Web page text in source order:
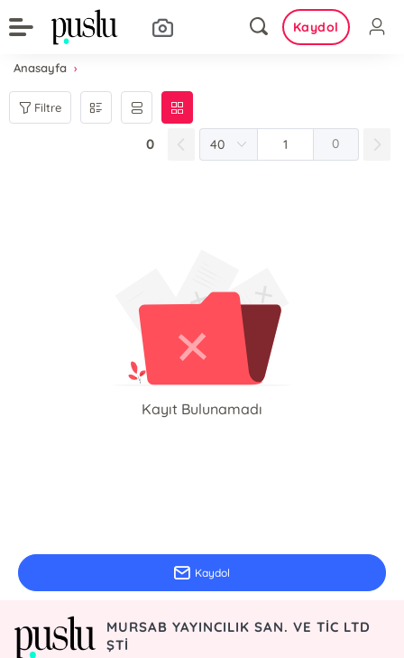
Kaydol
Anasayfa
Filtre
0 0
Kayıt Bulunamadı
Kaydol
MURSAB YAYINCILIK SAN. VE TİC LTD
ŞTİ